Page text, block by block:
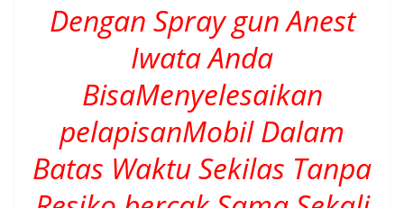
Dengan Spray gun Anest
Iwata Anda
BisaMenyelesaikan
pelapisanMobil Dalam
Batas Waktu Sekilas Tanpa